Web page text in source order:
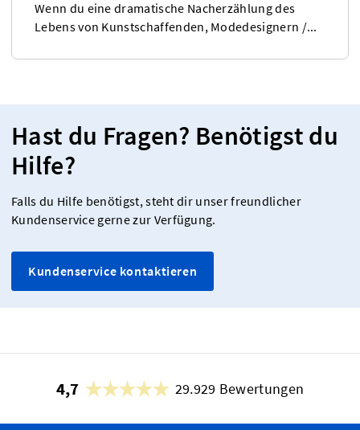
Wenn du eine dramatische Nacherzählung des
Lebens von Kunstschaffenden, Modedesignern /...
Hast du Fragen? Benötigst du
Hilfe?
Falls du Hilfe benötigst, steht dir unser freundlicher
Kundenservice gerne zur Verfügung.
Kundenservice kontaktieren
4,7 29.929 Bewertungen